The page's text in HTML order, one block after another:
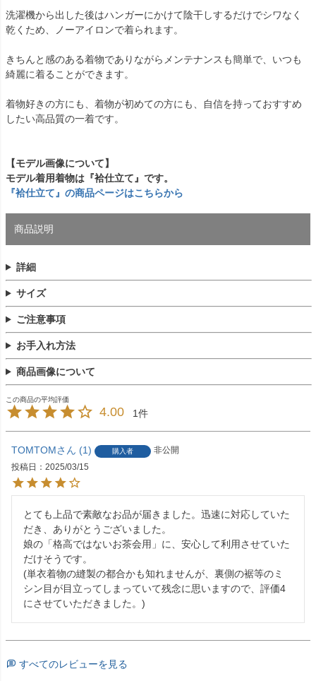
洗濯機から出した後はハンガーにかけて陰干しするだけでシワなく
乾くため、ノーアイロンで着られます。
きちんと感のある着物でありながらメンテナンスも簡単で、いつも
綺麗に着ることができます。
着物好きの方にも、着物が初めての方にも、自信を持っておすすめ
したい高品質の一着です。
【モデル画像について】
モデル着用着物は『袷仕立て』です。
『袷仕立て』の商品ページはこちらから
商品説明
詳細
サイズ
ご注意事項
お手入れ方法
商品画像について
4.00 1
TOMTOM 1 購入者
非公開
投稿日
2025/03/15
とても上品で素敵なお品が届きました。迅速に対応していた
だき、ありがとうございました。
娘の「格高ではないお茶会用」に、安心して利用させていた
だけそうです。
(単衣着物の縫製の都合かも知れませんが、裏側の裾等のミ
シン目が目立ってしまっていて残念に思いますので、評価4
にさせていただきました。)
すべてのレビューを見る